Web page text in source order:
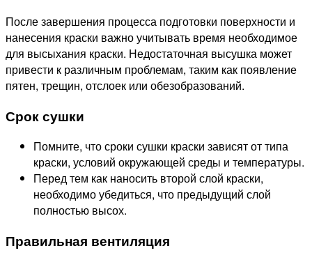
После завершения процесса подготовки поверхности и
нанесения краски важно учитывать время необходимое
для высыхания краски. Недостаточная высушка может
привести к различным проблемам, таким как появление
пятен, трещин, отслоек или обезобразований.
Срок сушки
Помните, что сроки сушки краски зависят от типа
краски, условий окружающей среды и температуры.
Перед тем как наносить второй слой краски,
необходимо убедиться, что предыдущий слой
полностью высох.
Правильная вентиляция